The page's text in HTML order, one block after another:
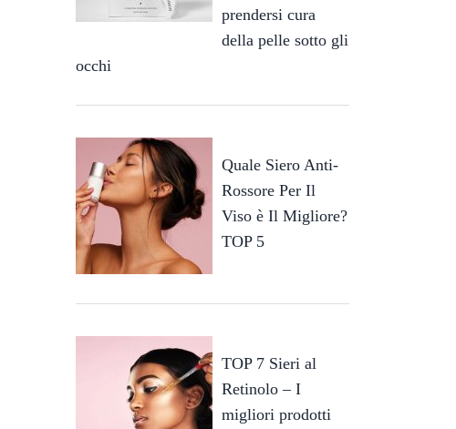
prendersi cura
della pelle sotto gli
occhi
Quale Siero Anti-
Rossore Per Il
Viso è Il Migliore?
TOP 5
TOP 7 Sieri al
Retinolo – I
migliori prodotti